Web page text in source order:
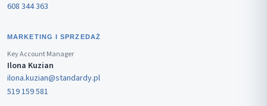
608 344 363
MARKETING I SPRZEDAŻ
Key Account Manager
Ilona Kuzian
ilona.kuzian@standardy.pl
519 159 581